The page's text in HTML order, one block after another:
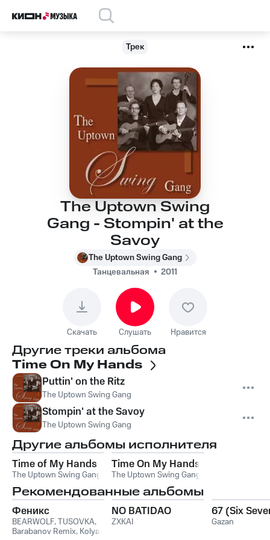
Трек
The Uptown Swing
Gang - Stompin' at the
Savoy
The Uptown Swing Gang
Танцевальная
2011
Скачать Слушать Нравится
Другие треки альбома
Time On My Hands
Puttin' on the Ritz
The Uptown Swing Gang
Stompin' at the Savoy
The Uptown Swing Gang
Другие альбомы исполнителя
Time of My Hands
The Uptown Swing Gang
Time On My Hands
The Uptown Swing Gang
Рекомендованные альбомы
Феникс
BEARWOLF,TUSOVKA,
Barabanov Remix, Kolya
NO BATIDAO
ZXKAI
67 (Six
Gazan